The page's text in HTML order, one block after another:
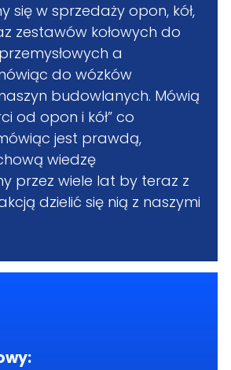
się w sprzedaży opon, kół,
zestawów kołowych do
a
do wózków
budowlanych. Mówią
od opon i kół” co
jest prawdą,
wiedzę
przez wiele lat by teraz z
dzielić się nią z naszymi